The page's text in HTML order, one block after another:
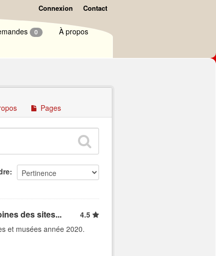
Connexion Contact
0 À propos
Pages
des sites...
4.5
et musées année 2020.